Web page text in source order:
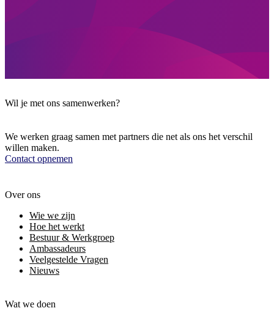
Wil je met ons samenwerken?
We werken graag samen met partners die net als ons het verschil
willen maken.
Contact opnemen
Over ons
Wie we zijn
Hoe het werkt
Bestuur & Werkgroep
Ambassadeurs
Veelgestelde Vragen
Nieuws
Wat we doen